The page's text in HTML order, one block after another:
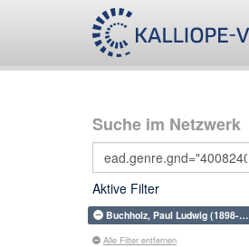
Suche im Netzwerk
Aktive Filter
Buchholz, Paul Ludwig (1898-…
Alle Filter entfernen